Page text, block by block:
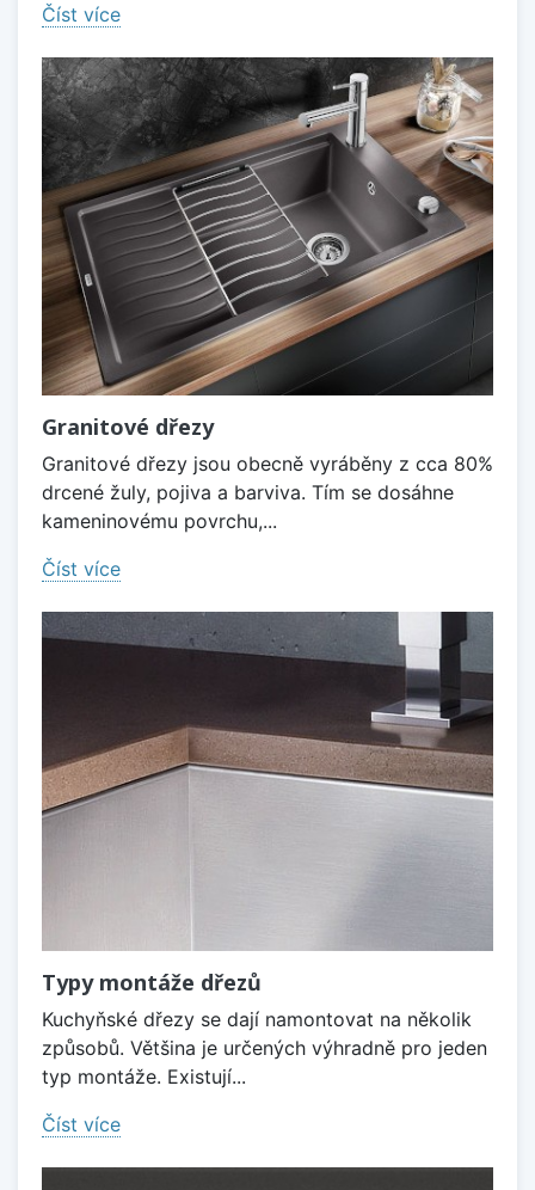
Číst více
Granitové dřezy
Granitové dřezy jsou obecně vyráběny z cca 80%
drcené žuly, pojiva a barviva. Tím se dosáhne
kameninovému povrchu,...
Číst více
Typy montáže dřezů
Kuchyňské dřezy se dají namontovat na několik
způsobů. Většina je určených výhradně pro jeden
typ montáže. Existují...
Číst více